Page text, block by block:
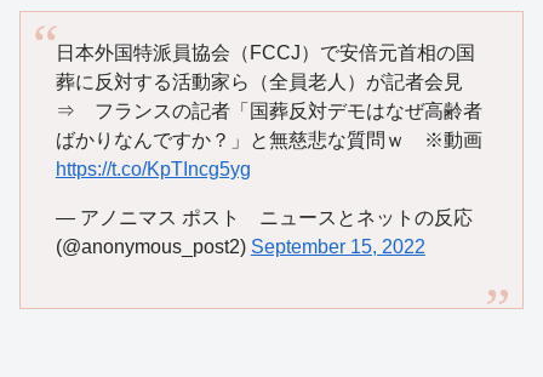
日本外国特派員協会（FCCJ）で安倍元首相の国
葬に反対する活動家ら（全員老人）が記者会見
⇒ フランスの記者「国葬反対デモはなぜ高齢者
ばかりなんですか？」と無慈悲な質問ｗ ※動画
https://t.co/KpTIncg5yg
— アノニマス ポスト ニュースとネットの反応
(@anonymous_post2) September 15, 2022